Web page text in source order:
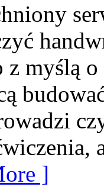
z myślą
]